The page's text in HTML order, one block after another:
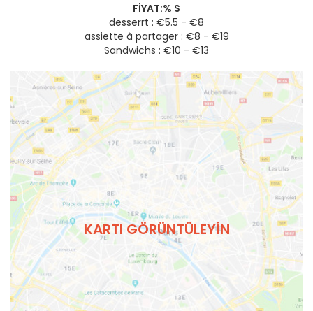
FIYAT:% S
desserrt : €5.5 - €8
assiette à partager : €8 - €19
Sandwichs : €10 - €13
KARTI GÖRÜNTÜLEYIN